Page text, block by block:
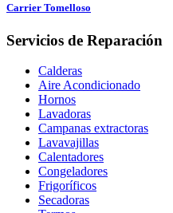
Carrier Tomelloso
Servicios de Reparación
Calderas
Aire Acondicionado
Hornos
Lavadoras
Campanas extractoras
Lavavajillas
Calentadores
Congeladores
Frigoríficos
Secadoras